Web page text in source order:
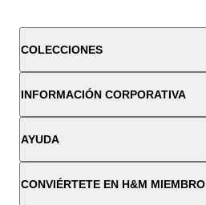
COLECCIONES
INFORMACIÓN CORPORATIVA
AYUDA
CONVIÉRTETE EN H&M MIEMBRO